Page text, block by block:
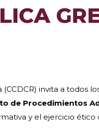
(CCDCR) invita a
de Procedimientos
y el ejercicio ético